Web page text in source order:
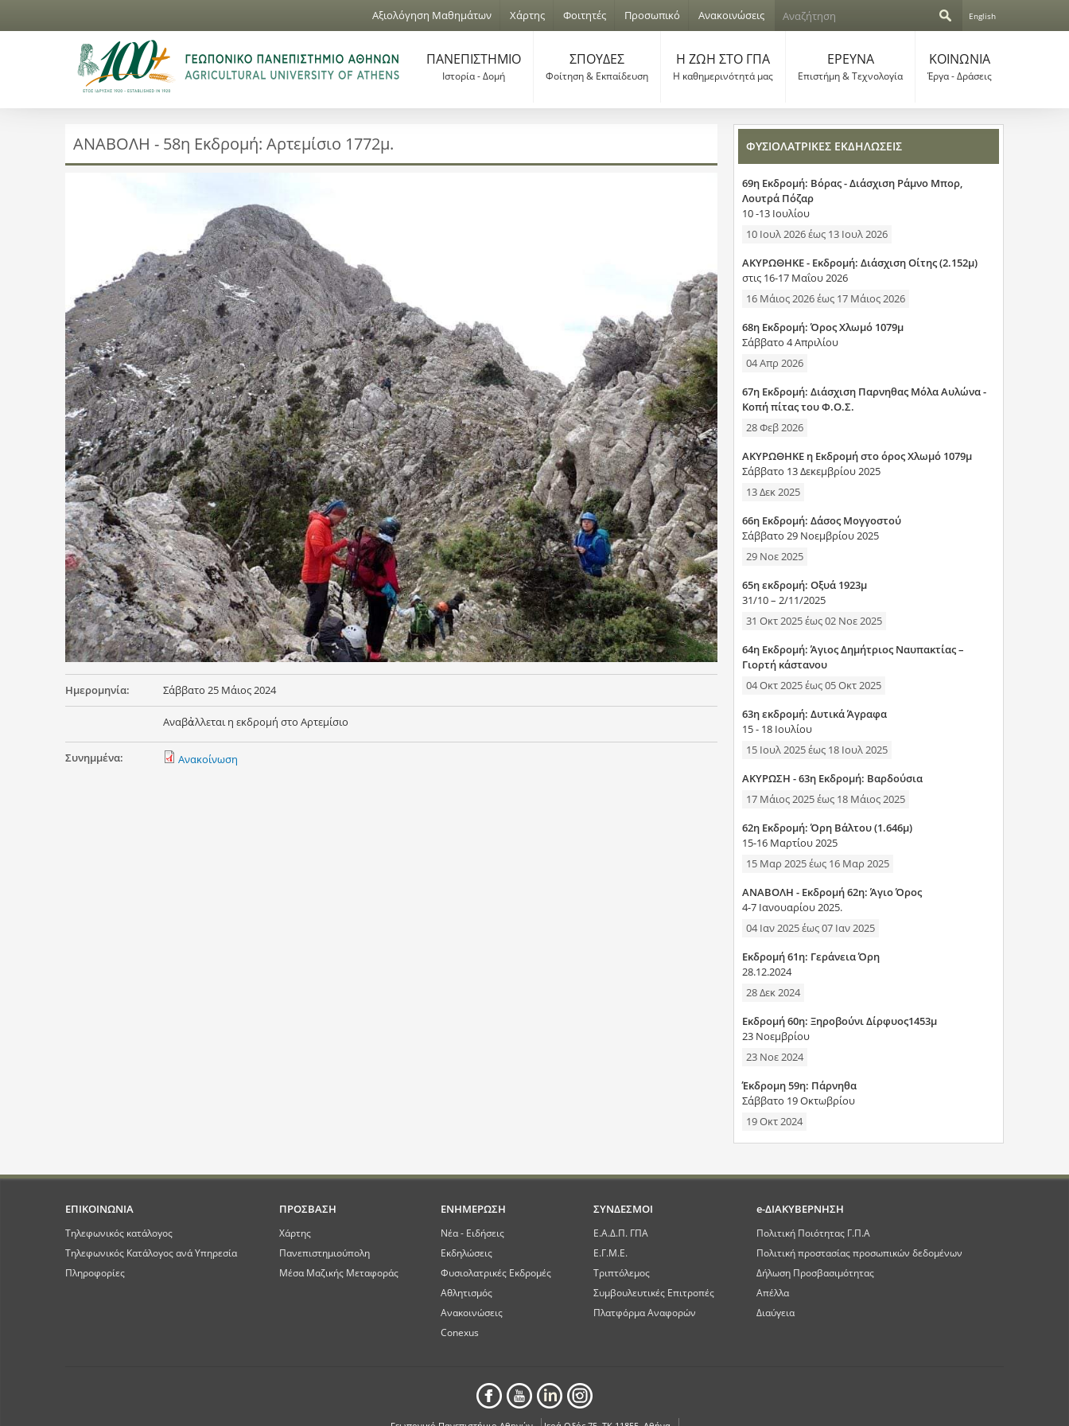
Jump to navigation
Αξιολόγηση Μαθημάτων Χάρτης Φοιτητές Προσωπικό Ανακοινώσεις
Φ
μ
α
α
ν
ζ
τ
η
σ
η
ς
ζ
ή
τ
σ
η
English
ΠΑΝΕΠΙΣΤΗΜΙΟ
Ιστορία - Δομή
ΣΠΟΥΔΕΣ
Φοίτηση & Εκπαίδευση
Η ΖΩΗ ΣΤΟ ΓΠΑ
Η καθημερινότητά μας
ΕΡΕΥΝΑ
Επιστήμη & Τεχνολογία
ΚΟΙΝΩΝΙΑ
Έργα - Δράσεις
ΑΝΑΒΟΛΗ - 58η Εκδρομή: Aρτεμίσιο 1772μ.
Ημερομηνία: Σάββατο 25 Μάιος 2024
Αναβἀλλεται η εκδρομή στο Αρτεμίσιο
Συνημμένα: Ανακοίνωση
ΦΥΣΙΟΛΑΤΡΙΚΕΣ ΕΚΔΗΛΩΣΕΙΣ
69η Εκδρομή: Βόρας - Διάσχιση Ράμνο Μπορ,
Λουτρά Πόζαρ
10 -13 Ιουλίου
10 Ιουλ 2026έως 13 Ιουλ 2026
ΑΚΥΡΩΘΗΚΕ - Εκδρομή: Διάσχιση Οίτης (2.152μ)
στις 16-17 Μαΐου 2026
16 Μάιος 2026έως 17 Μάιος 2026
68η Εκδρομή: Όρος Χλωμό 1079μ
Σάββατο 4 Απριλίου
04 Απρ 2026
67η Εκδρομή: Διάσχιση Παρνηθας Μόλα Αυλώνα -
Κοπή πίτας του Φ.Ο.Σ.
28 Φεβ 2026
ΑΚΥΡΩΘΗΚΕ η Εκδρομή στο όρος Χλωμό 1079μ
Σάββατο 13 Δεκεμβρίου 2025
13 Δεκ 2025
66η Εκδρομή: Δάσος Μογγοστού
Σάββατο 29 Νοεμβρίου 2025
29 Νοε 2025
65η εκδρομή: Οξυά 1923μ
31/10 – 2/11/2025
31 Οκτ 2025έως02 Νοε 2025
64η Εκδρομή: Άγιος Δημήτριος Ναυπακτίας –
Γιορτή κάστανου
04 Οκτ 2025έως05 Οκτ 2025
63η εκδρομή: Δυτικά Άγραφα
15 - 18 Ιουλίου
15 Ιουλ 2025έως 18 Ιουλ 2025
AKYΡΩΣΗ - 63η Εκδρομή: Βαρδούσια
17 Μάιος 2025έως 18 Μάιος 2025
62η Εκδρομή: Όρη Βάλτου (1.646μ)
15-16 Μαρτίου 2025
15 Μαρ 2025έως 16 Μαρ 2025
ANAΒΟΛΗ - Εκδρομή 62η: Άγιο Όρος
4-7 Ιανουαρίου 2025.
04 Ιαν 2025έως07 Ιαν 2025
Εκδρομή 61η: Γεράνεια Όρη
28.12.2024
28 Δεκ 2024
Εκδρομή 60η: Ξηροβούνι Δίρφυος1453μ
23 Νοεμβρίου
23 Νοε 2024
Έκδρομη 59η: Πάρνηθα
Σάββατο 19 Οκτωβρίου
19 Οκτ 2024
ΕΠΙΚΟΙΝΩΝΙΑ
Τηλεφωνικός κατάλογος
Τηλεφωνικός Κατάλογος ανά Υπηρεσία
Πληροφορίες
ΠΡΟΣΒΑΣΗ
Χάρτης
Πανεπιστημιούπολη
Μέσα Μαζικής Μεταφοράς
ΕΝΗΜΕΡΩΣΗ
Νέα - Ειδήσεις
Εκδηλώσεις
Φυσιολατρικές Εκδρομές
Αθλητισμός
Ανακοινώσεις
Conexus
ΣΥΝΔΕΣΜΟΙ
Ε.Α.Δ.Π. ΓΠΑ
Ε.Γ.Μ.Ε.
Τριπτόλεμος
Συμβουλευτικές Επιτροπές
Πλατφόρμα Αναφορών
e-ΔΙΑΚΥΒΕΡΝΗΣΗ
Πολιτική Ποιότητας Γ.Π.Α
Πολιτική προστασίας προσωπικών δεδομένων
Δήλωση Προσβασιμότητας
Απέλλα
Διαύγεια